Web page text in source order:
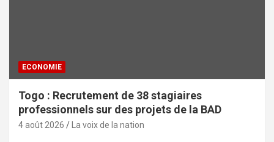
ECONOMIE
Togo : Recrutement de 38 stagiaires
professionnels sur des projets de la BAD
4 août 2026 La voix de la nation